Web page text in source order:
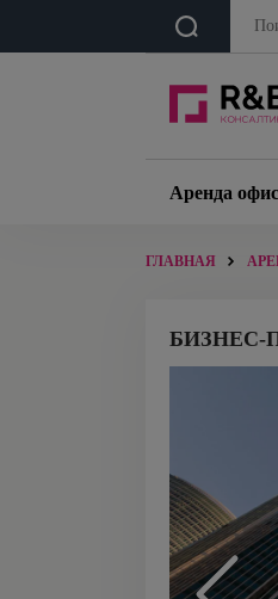
Аренда
ГЛАВНАЯ
БИЗНЕС-